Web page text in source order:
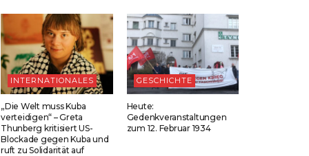
INTERNATIONALES
„Die Welt muss Kuba
verteidigen“ – Greta
Thunberg kritisiert US-
Blockade gegen Kuba und
ruft zu Solidarität auf
GESCHICHTE
Heute:
Gedenkveranstaltungen
zum 12. Februar 1934